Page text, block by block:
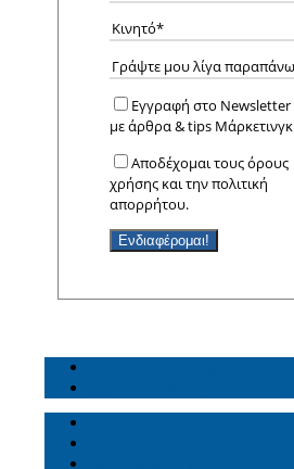
Εγγραφή στο Newsletter
με άρθρα & tips Μάρκετινγκ
Αποδέχομαι τους όρους
χρήσης και την πολιτική
απορρήτου.